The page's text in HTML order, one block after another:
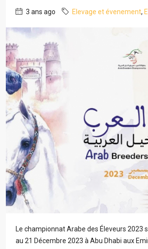
3 ans ago Elevage et évenement,
Le championnat Arabe des Éleveurs 2023
au 21 Décembre 2023 à Abu Dhabi aux